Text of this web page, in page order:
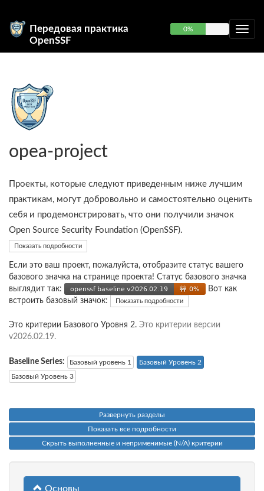
Передовая практика
OpenSSF
0%
opea-project
Проекты, которые следуют приведенным ниже лучшим
практикам, могут добровольно и самостоятельно оценить
себя и продемонстрировать, что они получили значок
Open Source Security Foundation (OpenSSF).
Показать подробности
Если это ваш проект, пожалуйста, отобразите статус вашего
базового значка на странице проекта! Статус базового значка
выглядит так:
Вот как
встроить базовый значок:
Показать подробности
Это критерии Базового Уровня 2. Это критерии версии
v2026.02.19.
Baseline Series: Базовый уровень 1
Базовый Уровень 2
Базовый Уровень 3
Развернуть разделы
Показать все подробности
Скрыть выполненные и неприменимые (N/A) критерии
Основы